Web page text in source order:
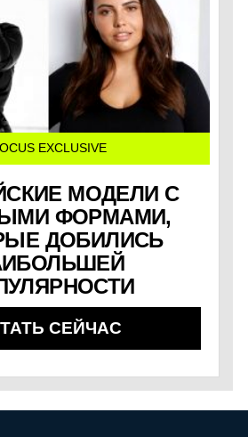
EXCLUSIVE
МОДЕЛИ С
ФОРМАМИ,
ДОБИЛИСЬ
СЕЙЧАС